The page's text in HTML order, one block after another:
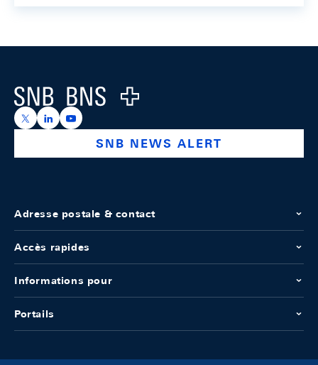
Logo
https://x.com/snb_bns
https://ch.linkedin.com/company/swiss-national-
https://www.youtube.com/@swissnationalbank
SNB NEWS ALERT
Adresse postale & contact
Accès rapides
Informations pour
Portails